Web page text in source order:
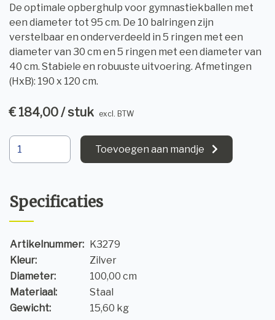
De optimale opberghulp voor gymnastiekballen met
een diameter tot 95 cm. De 10 balringen zijn
verstelbaar en onderverdeeld in 5 ringen met een
diameter van 30 cm en 5 ringen met een diameter van
40 cm. Stabiele en robuuste uitvoering. Afmetingen
(HxB): 190 x 120 cm.
€ 184,00 / stuk excl. BTW
Toevoegen aan mandje
Specificaties
Artikelnummer: K3279
Kleur:
Zilver
Diameter:
100,00 cm
Materiaal:
Staal
Gewicht:
15,60 kg